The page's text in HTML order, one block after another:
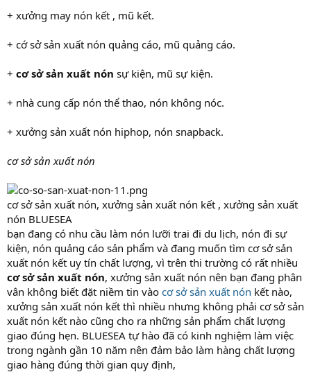
+ xưởng may nón kết , mũ kết.
+ cớ sở sản xuất nón quảng cáo, mũ quảng cáo.
+ cơ sở sản xuất nón sự kiện, mũ sự kiện.
+ nhà cung cấp nón thể thao, nón không nóc.
+ xưởng sản xuất nón hiphop, nón snapback.
cơ sở sản xuất nón
cơ sở sản xuất nón, xưởng sản xuất nón kết , xưởng sản xuất
nón BLUESEA
bạn đang có nhu cầu làm nón lưỡi trai đi du lịch, nón đi sự
kiện, nón quảng cáo sản phẩm và đang muốn tìm cơ sở sản
xuất nón kết uy tín chất lượng, vì trên thi trường có rất nhiều
cơ sở sản xuất nón, xưởng sản xuất nón nên bạn đang phân
vân không biết đặt niềm tin vào cơ sở sản xuất nón kết nào,
xưởng sản xuất nón kết thì nhiều nhưng không phải cơ sở sản
xuất nón kết nào cũng cho ra những sản phẩm chất lượng
giao đúng hẹn. BLUESEA tự hào đã có kinh nghiệm làm việc
trong ngành gần 10 năm nên đảm bảo làm hàng chất lượng
giao hàng đúng thời gian quy định,